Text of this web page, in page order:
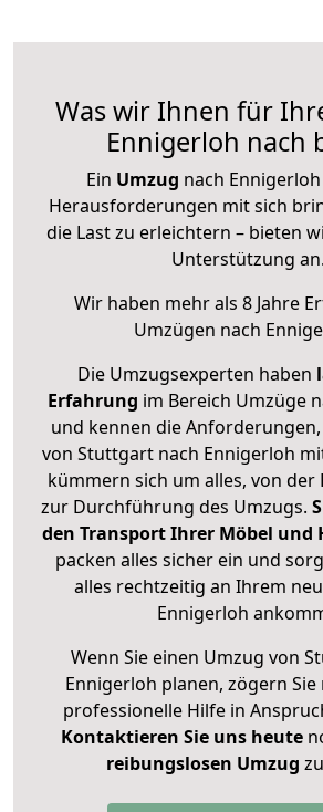
Was wir Ihnen für
Ennigerloh nach
Ein Umzug nach
Herausforderungen mit sich
die Last zu erleichtern – bieten
Unterstützung an.
Wir haben mehr als 8 Jahre
Umzügen nach
Die Umzugsexperten haben
Erfahrung im Bereich Umzüge
und kennen die
von Stuttgart nach Ennigerloh
kümmern sich um alles, von der
zur Durchführung des Umzugs.
den Transport Ihrer Möbel und
packen alles sicher ein und
alles rechtzeitig an Ihrem
Ennigerloh
Wenn Sie einen Umzug von
Ennigerloh planen, zögern
professionelle Hilfe in
Kontaktieren Sie uns heute
reibungslosen Umzug